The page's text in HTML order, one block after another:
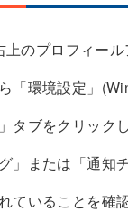
のプロフィー
「環境設定」
タブをクリックし
」または「通知
ていることを